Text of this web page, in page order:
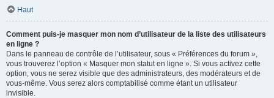
Haut
Comment puis-je masquer mon nom d’utilisateur de la liste des utilisateurs
en ligne ?
Dans le panneau de contrôle de l’utilisateur, sous « Préférences du forum »,
vous trouverez l’option « Masquer mon statut en ligne ». Si vous activez cette
option, vous ne serez visible que des administrateurs, des modérateurs et de
vous-même. Vous serez alors comptabilisé comme étant un utilisateur
invisible.